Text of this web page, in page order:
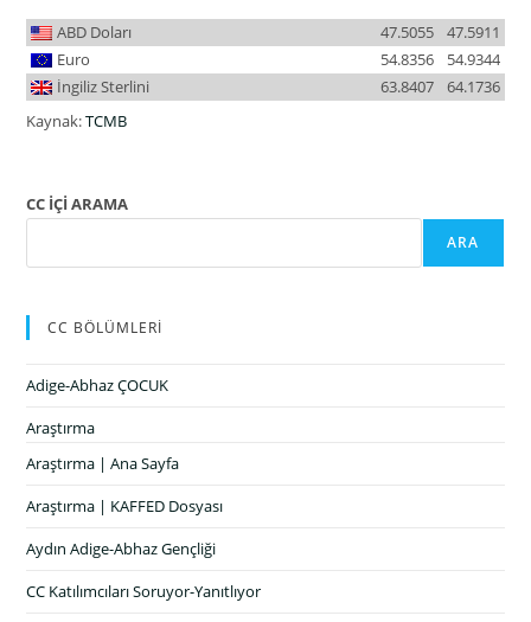
ABD Doları 47.5911
47.5055
Euro
54.9344
54.8356
İngiliz Sterlini
64.1736
63.8407
Kaynak:TCMB
CC İÇİ ARAMA
ARA
CC BÖLÜMLERİ
Adige-Abhaz ÇOCUK
Araştırma
Araştırma | Ana Sayfa
Araştırma | KAFFED Dosyası
Aydın Adige-Abhaz Gençliği
CC Katılımcıları Soruyor-Yanıtlıyor